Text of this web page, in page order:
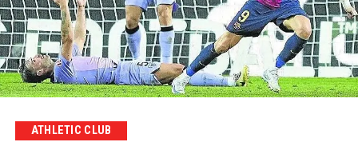
ATHLETIC CLUB